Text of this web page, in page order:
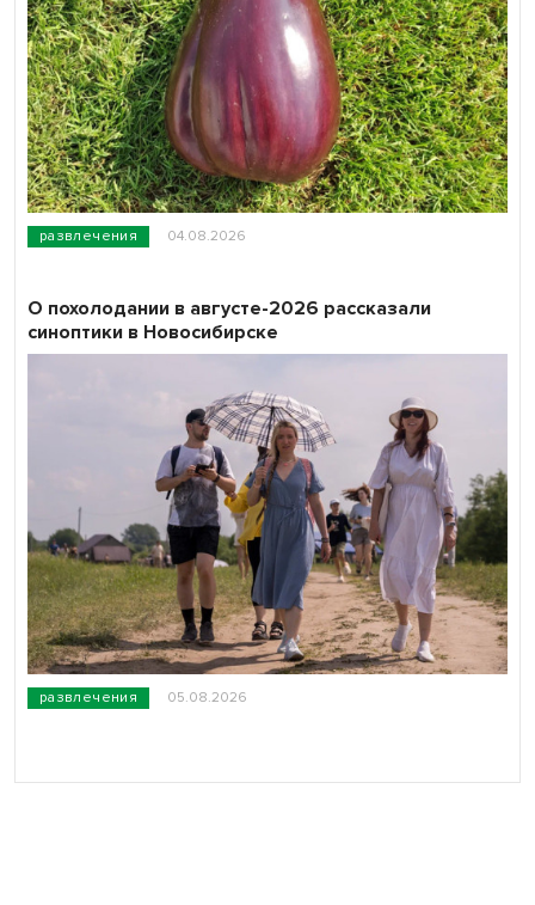
развлечения 04.08.2026
развлечения 05.08.2026
О похолодании в августе-2026 рассказали
синоптики в Новосибирске